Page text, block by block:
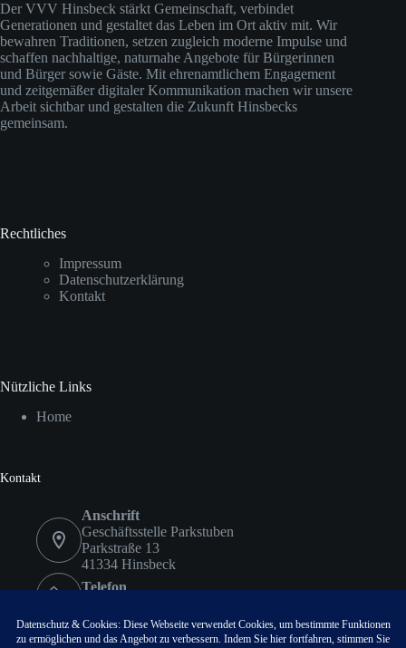
Der VVV Hinsbeck stärkt Gemeinschaft, verbindet
Generationen und gestaltet das Leben im Ort aktiv mit. Wir
bewahren Traditionen, setzen zugleich moderne Impulse und
schaffen nachhaltige, naturnahe Angebote für Bürgerinnen
und Bürger sowie Gäste. Mit ehrenamtlichem Engagement
und zeitgemäßer digitaler Kommunikation machen wir unsere
Arbeit sichtbar und gestalten die Zukunft Hinsbecks
gemeinsam.
Rechtliches
Impressum
Datenschutzerklärung
Kontakt
Nützliche Links
Home
Kontakt
Anschrift
Geschäftsstelle Parkstuben
Parkstraße 13
41334 Hinsbeck
Telefon
Fax